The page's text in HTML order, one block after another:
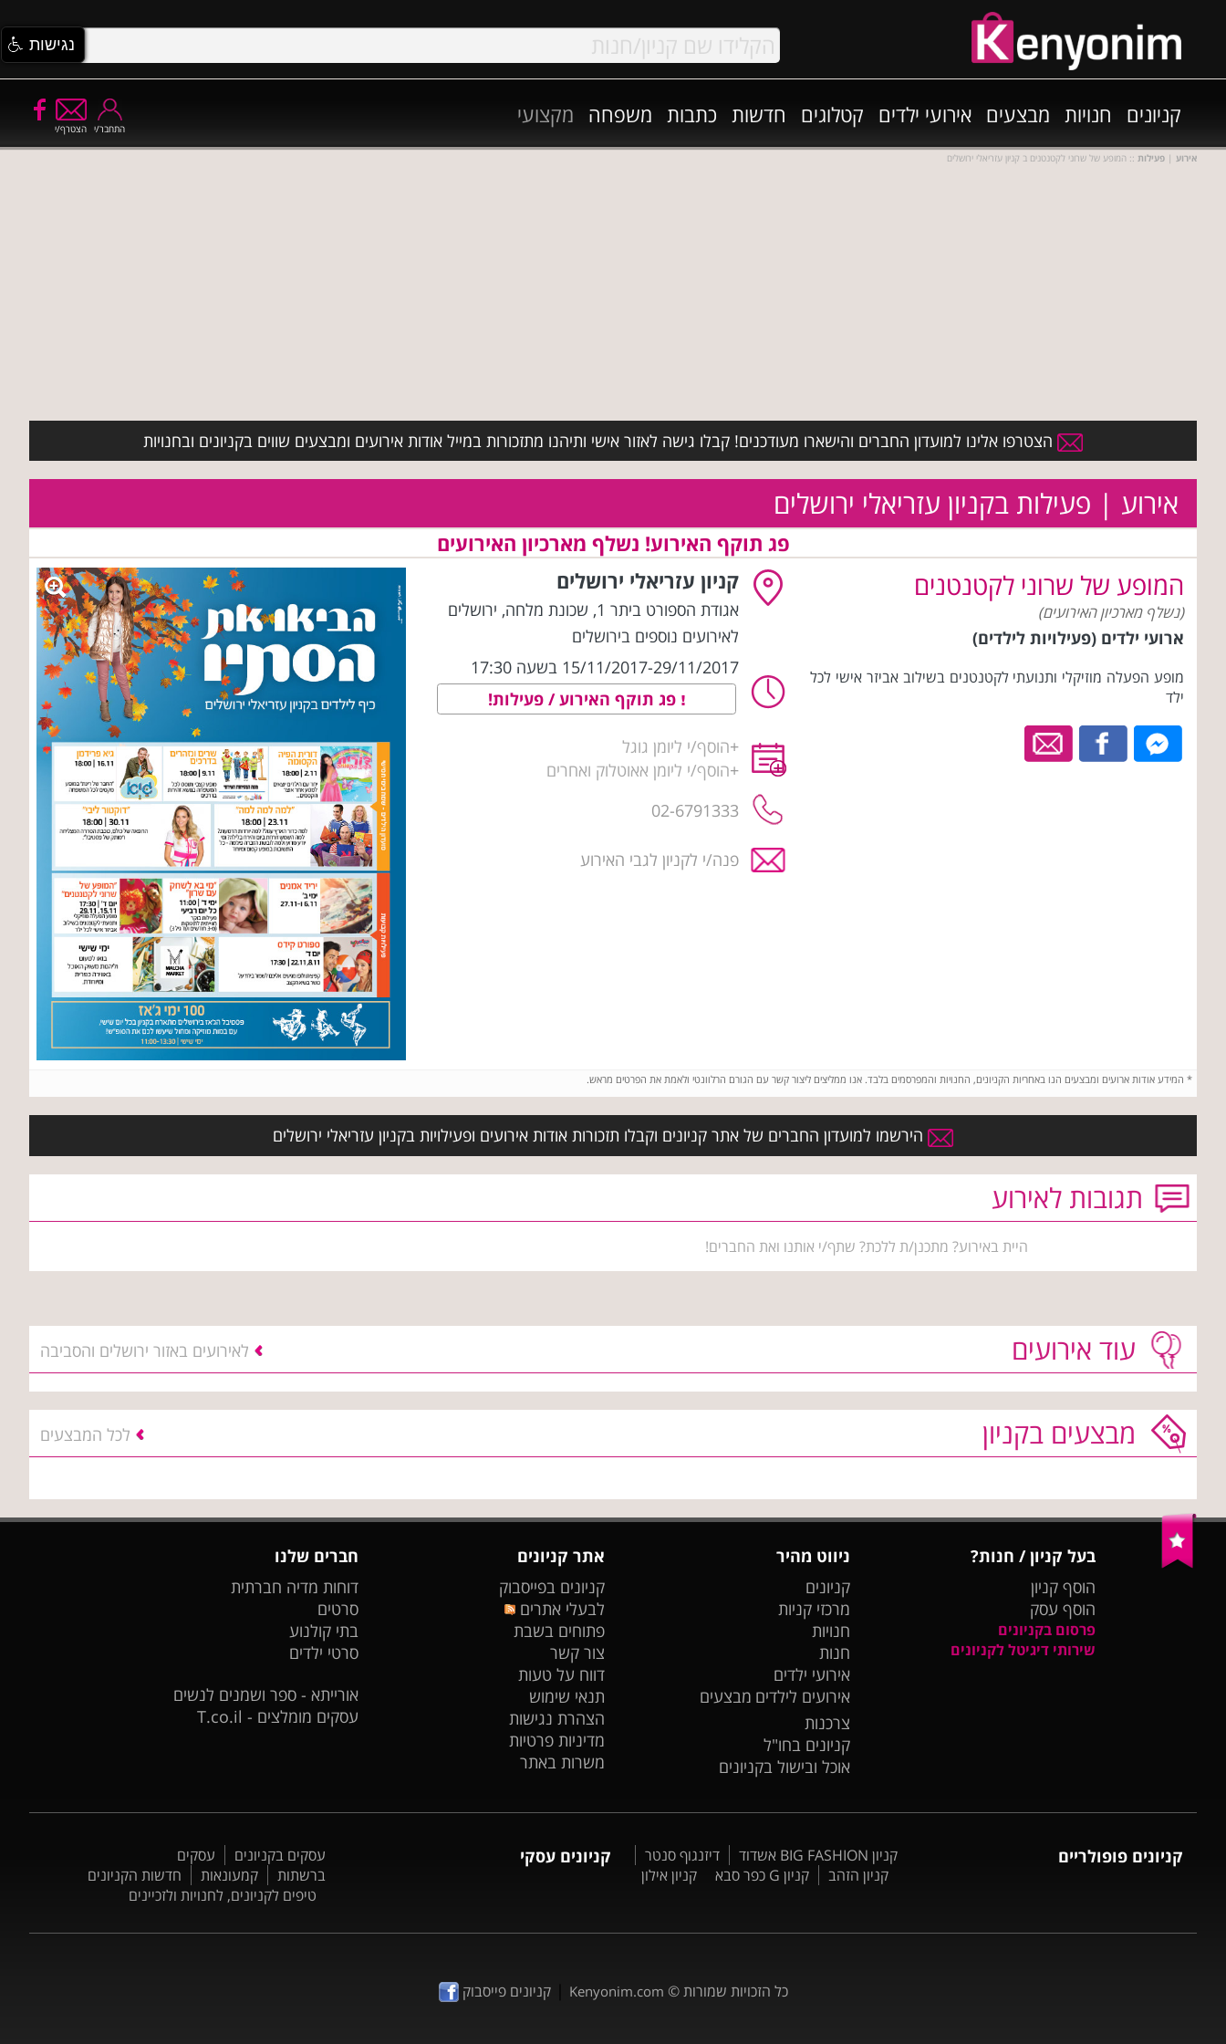
קניונים חנויות מבצעים אירועי ילדים קטלוגים חדשות כתבות משפחה מקצועי
הצטרף/י התחבר/י
אירוע | פעילות :: המופע של שרוני לקטנטנים ב קניון עזריאלי ירושלים
הצטרפו אלינו למועדון החברים והישארו מעודכנים! קבלו גישה לאזור אישי ותיהנו מתזכורות במייל אודות אירועים ומבצעים שווים בקניונים ובחנויות
אירוע | פעילות בקניון עזריאלי ירושלים
פג תוקף האירוע! נשלף מארכיון האירועים
המופע של שרוני לקטנטנים
(נשלף מארכיון האירועים)
ארועי ילדים (פעילויות לילדים)
מופע הפעלה מוזיקלי ותנועתי לקטנטנים בשילוב אביזר אישי לכל
ילד
קניון עזריאלי ירושלים
אגודת הספורט ביתר 1, שכונת מלחה , ירושלים
לאירועים נוספים בירושלים
15/11/2017-29/11/2017 בשעה 17:30
פג תוקף האירוע / פעילות!
+הוסף/י ליומן גוגל
+הוסף/י ליומן אאוטלוק ואחרים
02-6791333
פנה/י לקניון לגבי האירוע
* המידע אודות ארועים ומבצעים הנו באחריות הקניונים, החנויות והמפרסמים בלבד. אנו ממליצים ליצור קשר עם הגורם הרלוונטי ולאמת את הפרטים מראש.
הירשמו למועדון החברים של אתר קניונים וקבלו תזכורות אודות אירועים ופעילויות בקניון עזריאלי ירושלים
תגובות לאירוע
היית באירוע? מתכנן/ת ללכת? שתף/י אותנו ואת החברים!
עוד אירועים לאירועים באזור ירושלים והסביבה
מבצעים בקניון לכל המבצעים
בעל קניון / חנות?
הוסף קניון
הוסף עסק
פרסום בקניונים
שירותי דיגיטל לקניונים
ניווט מהיר
קניונים
מרכזי קניות
חנויות
חנות
אירועי ילדים
אירועים לילדים מבצעים
צרכנות
קניונים בחו"ל
אוכל ובישול בקניונים
אתר קניונים
קניונים בפייסבוק
לבעלי אתרים
פתוחים בשבת
צור קשר
דווח על טעות
תנאי שימוש
הצהרת נגישות
מדיניות פרטיות
משרות באתר
חברים שלנו
דוחות מדיה חברתית
סרטים
בתי קולנוע
סרטי ילדים
אורייתא - ספר ושמנים לנשים
עסקים מומלצים - T.co.il
קניונים פופולריים קניון BIG FASHION אשדוד
דיזנגוף סנטר
קניון הזהב
קניון G כפר סבא קניון אילון
קניונים עסקי עסקים בקניונים
עסקים
ברשתות
קמעונאות
חדשות הקניונים
טיפים לקניונים, לחנויות ולזכיינים
כל הזכויות שמורות © Kenyonim.com
|קניונים פייסבוק
נגישות